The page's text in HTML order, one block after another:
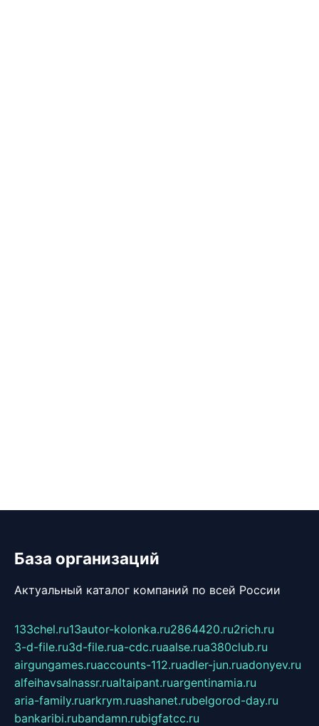
База организаций
Актуальный каталог компаний по всей России
133chel.ru13autor-kolonka.ru2864420.ru2rich.ru
3-d-file.ru3d-file.rua-cdc.ruaalse.rua380club.ru
airgungames.ruaccounts-112.ruadler-jun.ruadonyev.ru
alfeihavsalnassr.rualtaipant.ruargentinamia.ru
aria-family.ruarkrym.ruashanet.rubelgorod-day.ru
bankaribi.rubandamn.rubigfatcc.ru